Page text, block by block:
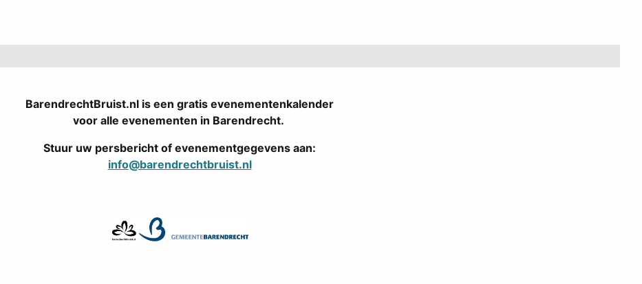
BarendrechtBruist.nl is een gratis evenementenkalender
voor alle evenementen in Barendrecht.
Stuur uw persbericht of evenementgegevens aan:
info@barendrechtbruist.nl